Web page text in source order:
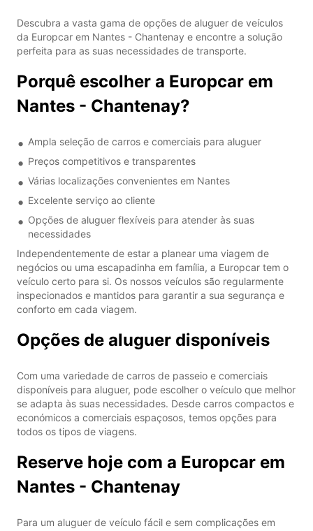
Descubra a vasta gama de opções de aluguer de veículos
da Europcar em Nantes - Chantenay e encontre a solução
perfeita para as suas necessidades de transporte.
Porquê escolher a Europcar em
Nantes - Chantenay?
Ampla seleção de carros e comerciais para aluguer
Preços competitivos e transparentes
Várias localizações convenientes em Nantes
Excelente serviço ao cliente
Opções de aluguer flexíveis para atender às suas
necessidades
Independentemente de estar a planear uma viagem de
negócios ou uma escapadinha em família, a Europcar tem o
veículo certo para si. Os nossos veículos são regularmente
inspecionados e mantidos para garantir a sua segurança e
conforto em cada viagem.
Opções de aluguer disponíveis
Com uma variedade de carros de passeio e comerciais
disponíveis para aluguer, pode escolher o veículo que melhor
se adapta às suas necessidades. Desde carros compactos e
económicos a comerciais espaçosos, temos opções para
todos os tipos de viagens.
Reserve hoje com a Europcar em
Nantes - Chantenay
Para um aluguer de veículo fácil e sem complicações em